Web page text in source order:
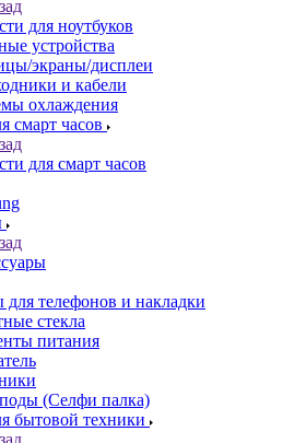
для ноутбуков
устройства
экраны/дисплеи
и кабели
охлаждения
смарт часов
для смарт часов
для телефонов и накладки
стекла
питания
(Селфи палка)
бытовой техники